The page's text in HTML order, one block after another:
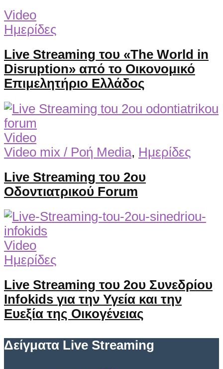
Video
Ημερίδες
Live Streaming του «The World in
Disruption» από το Οικονομικό
Επιμελητήριο Ελλάδος
Video
Video mix / Ροή Media, Ημερίδες
Live Streaming του 2ου
Οδοντιατρικού Forum
Video
Ημερίδες
Live Streaming του 2ου Συνεδρίου
Infokids για την Υγεία και την
Ευεξία της Οικογένειας
Δείγματα Live Streaming